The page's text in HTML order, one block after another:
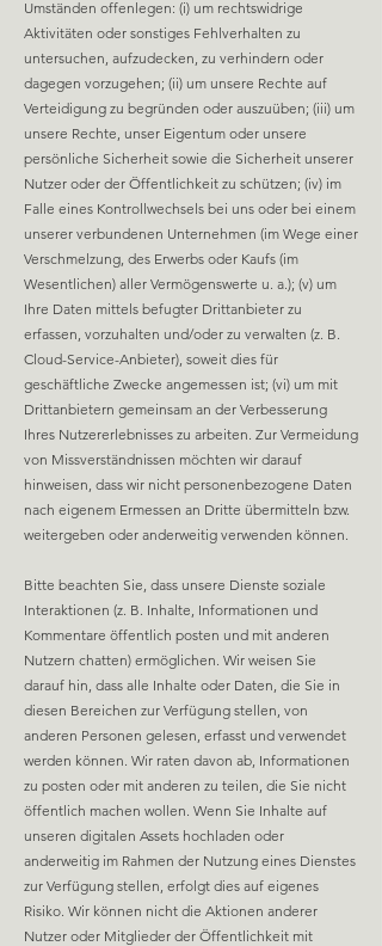
Umständen offenlegen: (i) um rechtswidrige
Aktivitäten oder sonstiges Fehlverhalten zu
untersuchen, aufzudecken, zu verhindern oder
dagegen vorzugehen; (ii) um unsere Rechte auf
Verteidigung zu begründen oder auszuüben; (iii) um
unsere Rechte, unser Eigentum oder unsere
persönliche Sicherheit sowie die Sicherheit unserer
Nutzer oder der Öffentlichkeit zu schützen; (iv) im
Falle eines Kontrollwechsels bei uns oder bei einem
unserer verbundenen Unternehmen (im Wege einer
Verschmelzung, des Erwerbs oder Kaufs (im
Wesentlichen) aller Vermögenswerte u. a.); (v) um
Ihre Daten mittels befugter Drittanbieter zu
erfassen, vorzuhalten und/oder zu verwalten (z. B.
Cloud-Service-Anbieter), soweit dies für
geschäftliche Zwecke angemessen ist; (vi) um mit
Drittanbietern gemeinsam an der Verbesserung
Ihres Nutzererlebnisses zu arbeiten. Zur Vermeidung
von Missverständnissen möchten wir darauf
hinweisen, dass wir nicht personenbezogene Daten
nach eigenem Ermessen an Dritte übermitteln bzw.
weitergeben oder anderweitig verwenden können.
Bitte beachten Sie, dass unsere Dienste soziale
Interaktionen (z. B. Inhalte, Informationen und
Kommentare öffentlich posten und mit anderen
Nutzern chatten) ermöglichen. Wir weisen Sie
darauf hin, dass alle Inhalte oder Daten, die Sie in
diesen Bereichen zur Verfügung stellen, von
anderen Personen gelesen, erfasst und verwendet
werden können. Wir raten davon ab, Informationen
zu posten oder mit anderen zu teilen, die Sie nicht
öffentlich machen wollen. Wenn Sie Inhalte auf
unseren digitalen Assets hochladen oder
anderweitig im Rahmen der Nutzung eines Dienstes
zur Verfügung stellen, erfolgt dies auf eigenes
Risiko. Wir können nicht die Aktionen anderer
Nutzer oder Mitglieder der Öffentlichkeit mit